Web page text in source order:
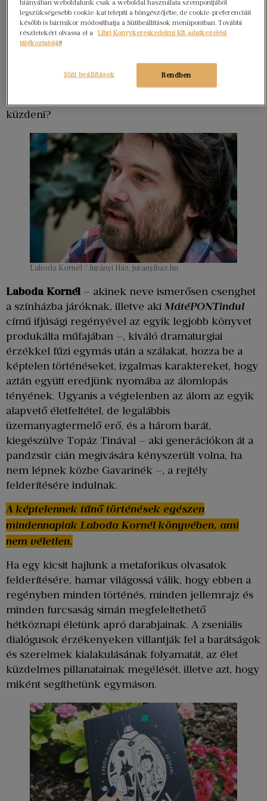
befogadják Z-t, az önmagát folyton és
kényszeresen korrigáló, hazudni nem tudó,
hiperérzékeny, nem tudni pontosan milyen fajba
nem lenne kaland barátok nélkül, viszont minek
indultunk volna útnak Gavarinnal az univerzum
küzdeni?
Laboda Kornél / Jurányi Ház, juranyihaz.hu
Laboda Kornél– akinek neve ismerősen csenghet
a színházba járóknak, illetve aki MátéPONTindul
című ifjúsági regényével az egyik legjobb könyvet
produkálta műfajában –, kiváló dramaturgiai
érzékkel fűzi egymás után a szálakat, hozza be a
képtelen történéseket, izgalmas karaktereket, hogy
aztán együtt eredjünk nyomába az álomlopás
tényének. Ugyanis a végtelenben az álom az egyik
alapvető életfeltétel, de legalábbis
üzemanyagtermelő erő, és a három barát,
kiegészülve Topáz Tinával – aki generációkon át a
pandzsúr cián megivására kényszerült volna, ha
nem lépnek közbe Gavarinék –, a rejtély
felderítésére indulnak.
A képtelennek tűnő történések egészen
mindennapiak Laboda Kornél könyvében, ami
nem véletlen.
Ha egy kicsit hajlunk a metaforikus olvasatok
felderítésére, hamar világossá válik, hogy ebben a
regényben minden történés, minden jellemrajz és
minden furcsaság simán megfeleltethető
hétköznapi életünk apró darabjainak. A zseniális
dialógusok érzékenyeken villantják fel a barátságok
és szerelmek kialakulásának folyamatát, az élet
küzdelmes pillanatainak megélését, illetve azt, hogy
miként segíthetünk egymáson.
hiányában weboldalunk csak a weboldal használata szempontjából
legszükségesebb cookie-kat telepíti a böngészőjébe, de cookie-preferenciáit
később is bármikor módosíthatja a Sütibeállítások menüpontban. További
részletekért olvassa el a
Libri Könyvkereskedelmi Kft. adatkezelési
tájékoztatóját!
Rendben
Süti beállítások